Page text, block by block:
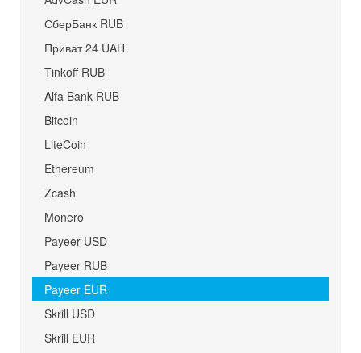
СберБанк RUB
Приват 24 UAH
Tinkoff RUB
Alfa Bank RUB
Bitcoin
LiteCoin
Ethereum
Zcash
Monero
Payeer USD
Payeer RUB
Payeer EUR
Skrill USD
Skrill EUR